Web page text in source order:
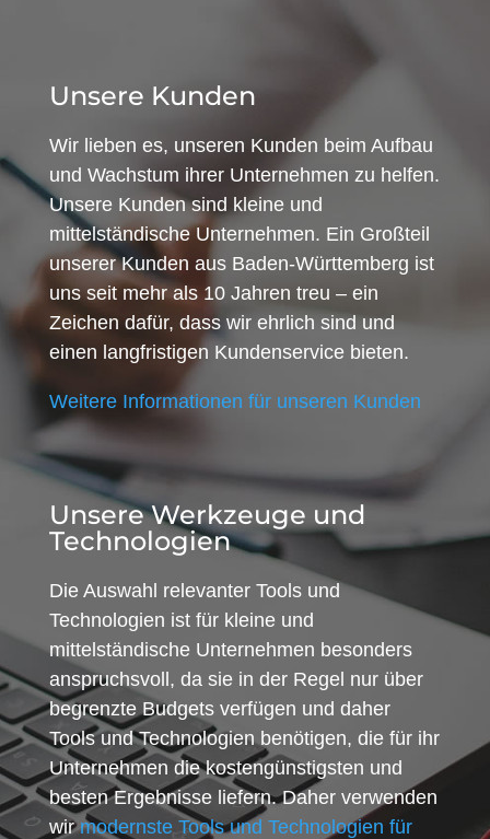
Unsere Kunden
Wir lieben es, unseren Kunden beim Aufbau
und Wachstum ihrer Unternehmen zu helfen.
Unsere Kunden sind kleine und
mittelständische Unternehmen. Ein Großteil
unserer Kunden aus Baden-Württemberg ist
uns seit mehr als 10 Jahren treu – ein
Zeichen dafür, dass wir ehrlich sind und
einen langfristigen Kundenservice bieten.
Weitere Informationen für unseren Kunden
Unsere Werkzeuge und
Technologien
Die Auswahl relevanter Tools und
Technologien ist für kleine und
mittelständische Unternehmen besonders
anspruchsvoll, da sie in der Regel nur über
begrenzte Budgets verfügen und daher
Tools und Technologien benötigen, die für ihr
Unternehmen die kostengünstigsten und
besten Ergebnisse liefern. Daher verwenden
wirmodernste Tools und Technologien für